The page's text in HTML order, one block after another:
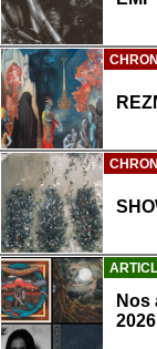
Nos
2026